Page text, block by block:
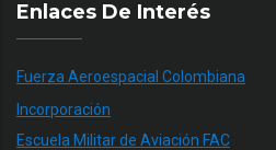
Enlaces De Interés
Fuerza Aeroespacial Colombiana
Incorporación
Escuela Militar de Aviación FAC